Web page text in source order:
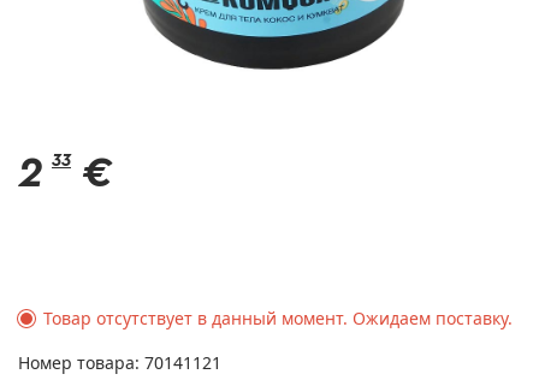
2 33 €
Товар отсутствует в данный момент. Ожидаем поставку.
Номер товара: 70141121